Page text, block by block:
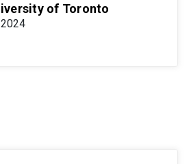
of Toronto